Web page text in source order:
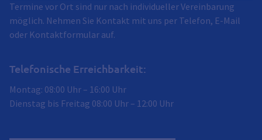
Termine vor Ort sind nur nach individueller Vereinbarung
möglich. Nehmen Sie Kontakt mit uns per Telefon, E-Mail
oder Kontaktformular auf.
Telefonische Erreichbarkeit:
Montag: 08:00 Uhr – 16:00 Uhr
Dienstag bis Freitag 08:00 Uhr – 12:00 Uhr